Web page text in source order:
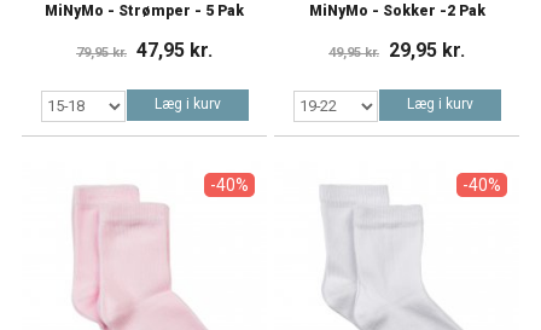
MiNyMo - Strømper - 5 Pak
79,95 kr. 47,95 kr.
Læg i kurv
MiNyMo - Sokker -2 Pak
49,95 kr. 29,95 kr.
Læg i kurv
-40% -40%